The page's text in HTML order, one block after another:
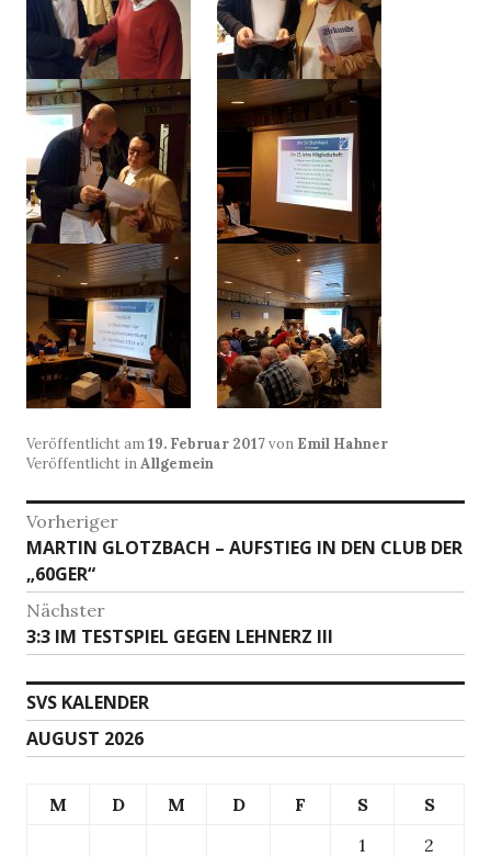
Veröffentlicht am19. Februar 2017von Emil Hahner
Veröffentlicht inAllgemein
Beitragsnavigation
Vorheriger
Vorheriger
Beitrag:
MARTIN GLOTZBACH – AUFSTIEG IN DEN CLUB DER
„60GER“
Nächster
Nächster
Beitrag:
3:3 IM TESTSPIEL GEGEN LEHNERZ III
SVS KALENDER
AUGUST 2026
M D M D F S
S
1
2